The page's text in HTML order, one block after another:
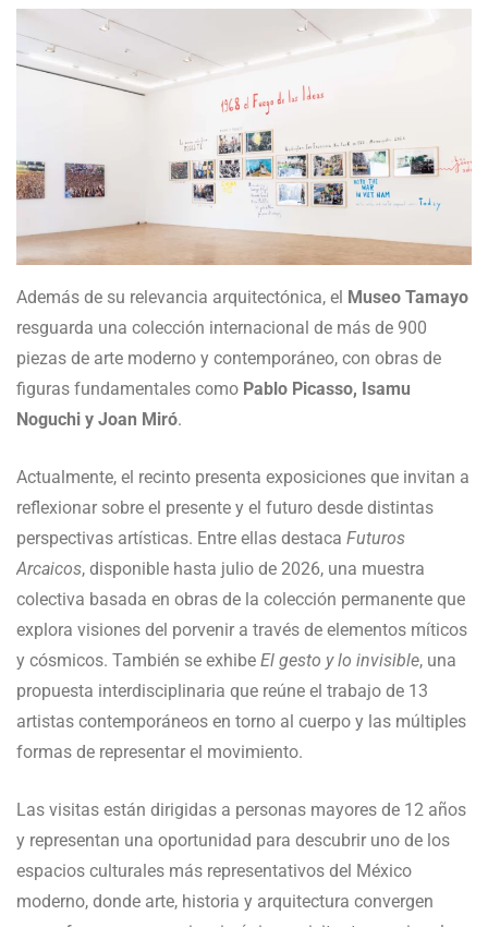
Además de su relevancia arquitectónica, el Museo Tamayo
resguarda una colección internacional de más de 900
piezas de arte moderno y contemporáneo, con obras de
figuras fundamentales como Pablo Picasso, Isamu
Noguchi y Joan Miró.
Actualmente, el recinto presenta exposiciones que invitan a
reflexionar sobre el presente y el futuro desde distintas
perspectivas artísticas. Entre ellas destaca Futuros
Arcaicos, disponible hasta julio de 2026, una muestra
colectiva basada en obras de la colección permanente que
explora visiones del porvenir a través de elementos míticos
y cósmicos. También se exhibe El gesto y lo invisible, una
propuesta interdisciplinaria que reúne el trabajo de 13
artistas contemporáneos en torno al cuerpo y las múltiples
formas de representar el movimiento.
Las visitas están dirigidas a personas mayores de 12 años
y representan una oportunidad para descubrir uno de los
espacios culturales más representativos del México
moderno, donde arte, historia y arquitectura convergen